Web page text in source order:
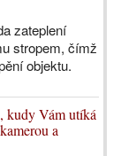
zateplení
stropem, čímž
objektu.
kudy Vám utíká
a